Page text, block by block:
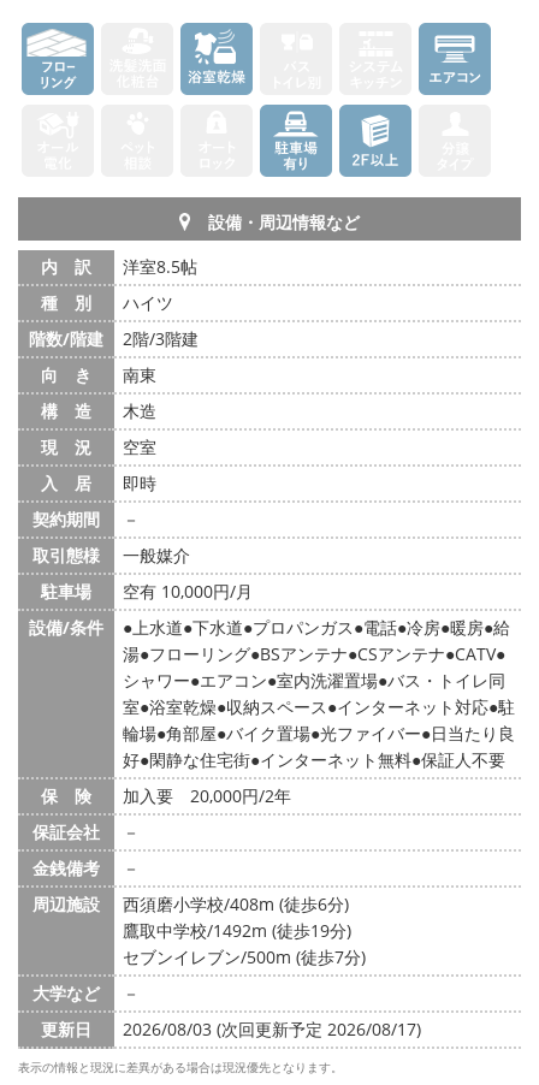
設備・周辺情報など
内 訳
洋室8.5帖
種 別
ハイツ
階数/階建
2階/3階建
向 き
南東
構 造
木造
現 況
空室
入 居
即時
契約期間
－
取引態様
一般媒介
駐車場
空有 10,000円/月
設備/条件
上水道 下水道 プロパンガス 電話 冷房 暖房 給
湯 フローリング BSアンテナ CSアンテナ CATV
シャワー エアコン 室内洗濯置場 バス・トイレ同
室 浴室乾燥 収納スペース インターネット対応 駐
輪場 角部屋 バイク置場 光ファイバー 日当たり良
好 閑静な住宅街 インターネット無料 保証人不要
保 険
加入要 20,000円/2年
保証会社
－
金銭備考
－
周辺施設
西須磨小学校/408m (徒歩6分)
鷹取中学校/1492m (徒歩19分)
セブンイレブン/500m (徒歩7分)
大学など
－
更新日
2026/08/03 (次回更新予定 2026/08/17)
表示の情報と現況に差異がある場合は現況優先となります。